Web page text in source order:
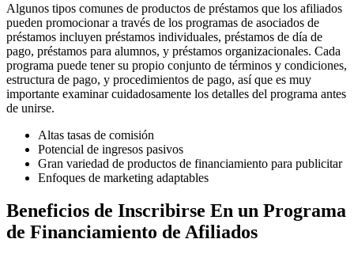
Algunos tipos comunes de productos de préstamos que los afiliados
pueden promocionar a través de los programas de asociados de
préstamos incluyen préstamos individuales, préstamos de día de
pago, préstamos para alumnos, y préstamos organizacionales. Cada
programa puede tener su propio conjunto de términos y condiciones,
estructura de pago, y procedimientos de pago, así que es muy
importante examinar cuidadosamente los detalles del programa antes
de unirse.
Altas tasas de comisión
Potencial de ingresos pasivos
Gran variedad de productos de financiamiento para publicitar
Enfoques de marketing adaptables
Beneficios de Inscribirse En un Programa
de Financiamiento de Afiliados